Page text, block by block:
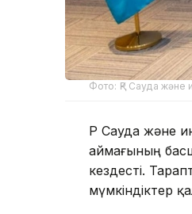
Фото: ҚР Сауда және
ҚР Сауда және
аймағының
кездесті.
мүмкіндіктер